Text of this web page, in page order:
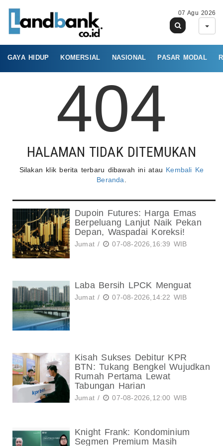
07 Agu 2026
GAYA HIDUP KOMERSIAL NASIONAL PASAR MODAL
404
HALAMAN TIDAK DITEMUKAN
Silakan klik berita terbaru dibawah ini atau Kembali Ke
Beranda
Dupoin Futures: Harga Emas
Berpeluang Lanjut Naik Pekan
Depan, Waspadai Koreksi!
Jumat / 07-08-2026,16:39 WIB
Laba Bersih LPCK Menguat
Jumat / 07-08-2026,14:22 WIB
Kisah Sukses Debitur KPR
BTN: Tukang Bengkel Wujudkan
Rumah Pertama Lewat
Tabungan Harian
Jumat / 07-08-2026,12:00 WIB
Knight Frank: Kondominium
Segmen Premium Masih